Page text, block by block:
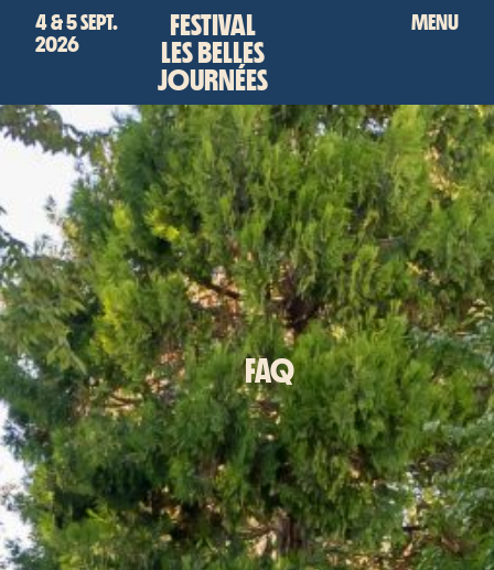
4 & 5 SEPT.
2026
FESTIVAL
LES BELLES
JOURNÉES
MENU
FAQ